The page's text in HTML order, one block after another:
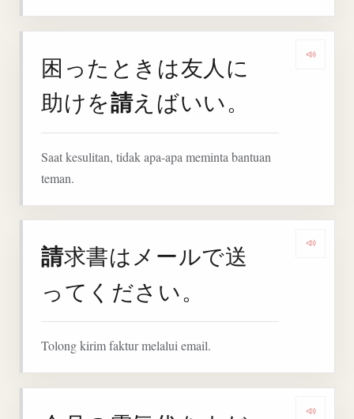
困ったときは友人に
助けを請えばいい。
Saat kesulitan, tidak apa-apa meminta bantuan
teman.
請求書はメールで送
ってください。
Tolong kirim faktur melalui email.